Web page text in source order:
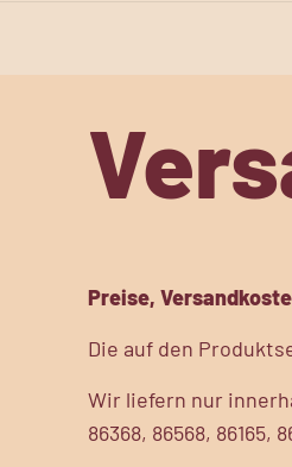
Preise,
Die auf den
Wir liefern nur
86368, 86568, 86165,